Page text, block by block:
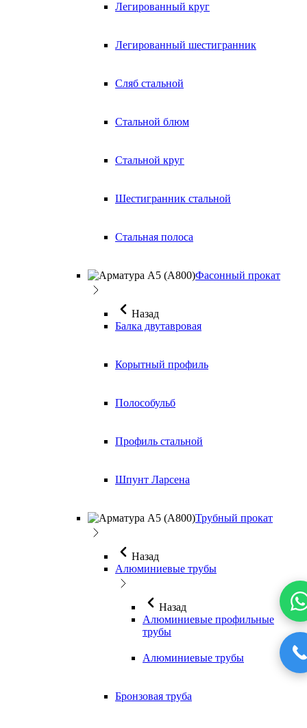
Легированный круг
Легированный шестигранник
Сляб стальной
Стальной блюм
Стальной круг
Шестигранник стальной
Стальная полоса
Фасонный прокат
Назад
Балка двутавровая
Корытный профиль
Полособульб
Профиль стальной
Шпунт Ларсена
Трубный прокат
Назад
Алюминиевые трубы
Назад
Алюминиевые профильные
трубы
Алюминиевые трубы
Бронзовая труба